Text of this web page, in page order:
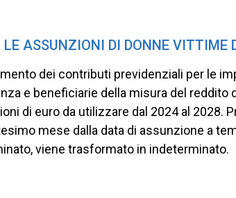
LE ASSUNZIONI DI DONNE VITTIME
dei contributi previdenziali per le
e beneficiarie della misura del reddito
di euro da utilizzare dal 2024 al 2028.
mese dalla data di assunzione a
viene trasformato in indeterminato.